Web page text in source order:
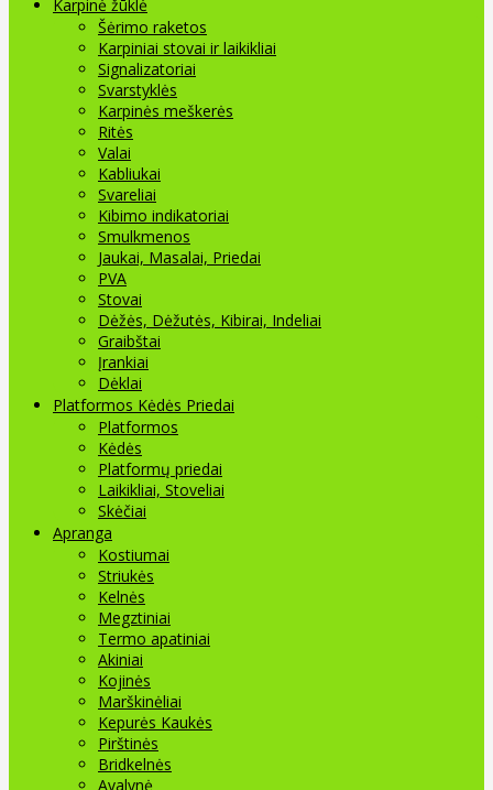
Karpinė žūklė
Šėrimo raketos
Karpiniai stovai ir laikikliai
Signalizatoriai
Svarstyklės
Karpinės meškerės
Ritės
Valai
Kabliukai
Svareliai
Kibimo indikatoriai
Smulkmenos
Jaukai, Masalai, Priedai
PVA
Stovai
Dėžės, Dėžutės, Kibirai, Indeliai
Graibštai
Įrankiai
Dėklai
Platformos Kėdės Priedai
Platformos
Kėdės
Platformų priedai
Laikikliai, Stoveliai
Skėčiai
Apranga
Kostiumai
Striukės
Kelnės
Megztiniai
Termo apatiniai
Akiniai
Kojinės
Marškinėliai
Kepurės Kaukės
Pirštinės
Bridkelnės
Avalynė